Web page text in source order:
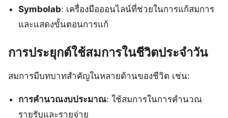
Symbolab: เครื่องมือออนไลน์ที่ช่วยในการแก้สมการ
และแสดงขั้นตอนการแก้
การประยุกต์ใช้สมการในชีวิตประจำวัน
สมการมีบทบาทสำคัญในหลายด้านของชีวิต เช่น:
การคำนวณงบประมาณ: ใช้สมการในการคำนวณ
รายรับและรายจ่าย